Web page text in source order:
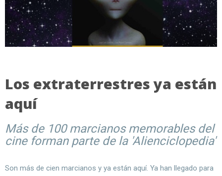
Los extraterrestres ya están
aquí
Más de 100 marcianos memorables del
cine forman parte de la 'Alienciclopedia'
Son más de cien marcianos y ya están aquí. Ya han llegado para